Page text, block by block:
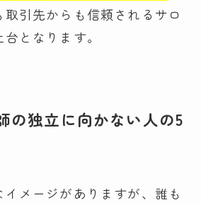
引先からも信頼されるサロ
となります。
の独立に向かない人の5
メージがありますが、誰も